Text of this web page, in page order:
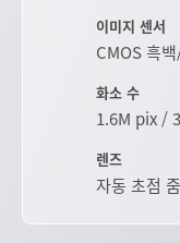
이미지 센서
CMOS 흑
화소 수
1.6M pix /
렌즈
자동 초점